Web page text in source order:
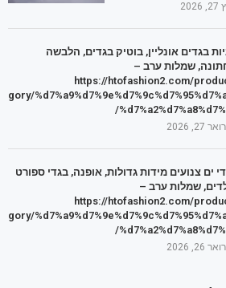
בגדים אונליין, בוטיק בגדים, הלבשה
שמלות ערב –
https://htofashion2.com/
27, 2026
ים צנועים מידות גדולות, אופנה, בגדי ספורט
שמלות ערב –
https://htofashion2.com/
26, 2026